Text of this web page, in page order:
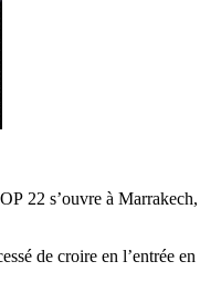
22 s’ouvre à Marrakech,
de croire en l’entrée